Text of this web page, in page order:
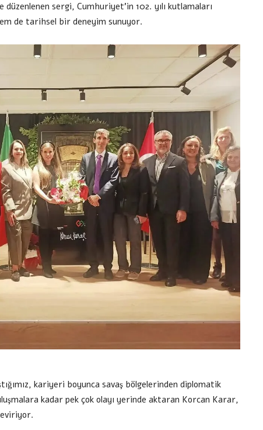
sergi, Cumhuriyet’in 102. yılı kutlamaları
de tarihsel bir deneyim sunuyor.
kariyeri boyunca savaş bölgelerinden diplomatik
kadar pek çok olayı yerinde aktaran Korcan Karar,